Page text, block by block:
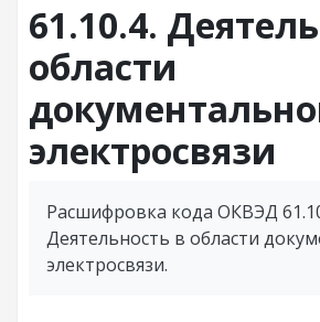
61.10.4.
области
электросвязи
Расшифровка кода ОКВЭД
Деятельность в области
электросвязи.